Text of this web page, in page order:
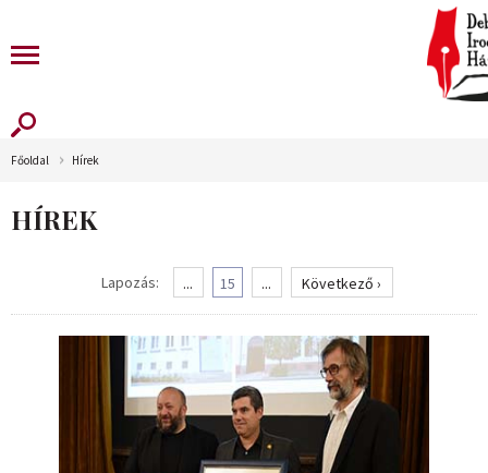
Főoldal Hírek
HÍREK
Lapozás: ... 15 ... Következő ›